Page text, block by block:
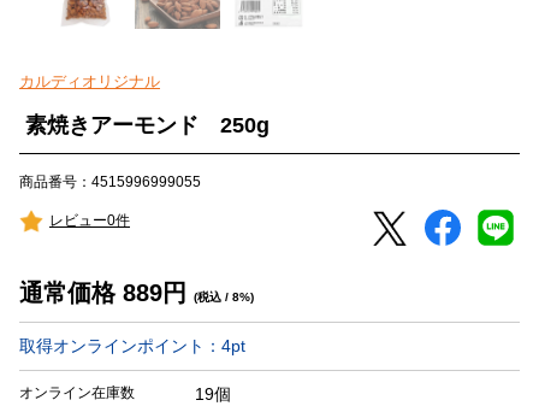
カルディオリジナル
素焼きアーモンド 250g
商品番号：4515996999055
レビュー0件
通常価格 889円 (税込 / 8%)
取得オンラインポイント： 4pt
オンライン在庫数 19個